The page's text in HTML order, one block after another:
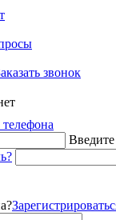
звонок